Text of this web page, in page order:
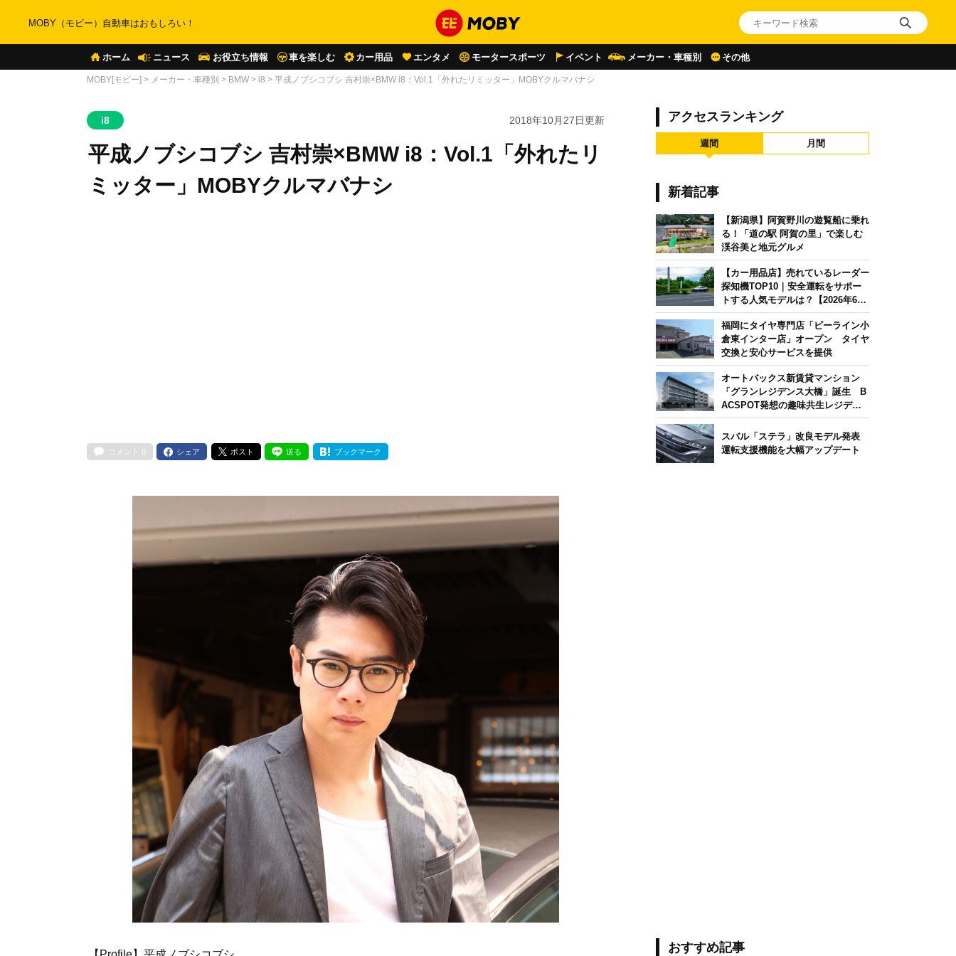
MOBY（モビー）自動車はおもしろい！
ホーム ニュース お役立ち情報 車を楽しむ カー用品 エンタメ モータースポーツ イベント メーカー・車種別 その他
MOBY[モビー] > メーカー・車種別 > BMW > i8 > 平成ノブシコブシ 吉村崇×BMW i8：Vol.1「外れたリミッター」MOBYクルマバナシ
i8 2018年10月27日更新
平成ノブシコブシ 吉村崇×BMW i8：Vol.1「外れたリ
ミッター」MOBYクルマバナシ
コメント 0 シェア ポスト 送る ブックマーク
アクセスランキング
週間 月間
新着記事
【新潟県】阿賀野川の遊覧船に乗れ
る！「道の駅 阿賀の里」で楽しむ
渓谷美と地元グルメ
【カー用品店】売れているレーダー
探知機TOP10｜安全運転をサポー
トする人気モデルは？【2026年6月
版】
福岡にタイヤ専門店「ビーライン小
倉東インター店」オープン タイヤ
交換と安心サービスを提供
オートバックス新賃貸マンション
「グランレジデンス大橋」誕生 B
ACSPOT発想の趣味共生レジデン
ス
スバル「ステラ」改良モデル発表
運転支援機能を大幅アップデート
おすすめ記事